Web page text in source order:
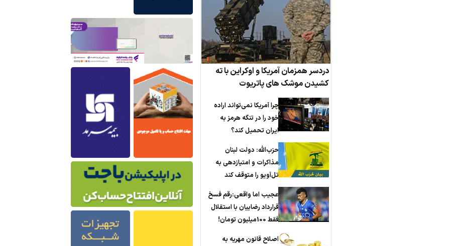
دردسر همزمان آمریکا و اوکراین با ته
کشیدن موشک های پاتریوت
چرا آمریکا نمی‌تواند اراده
خود را در تنگه هرمز به
ایران تحمیل کند؟
حزب‌الله: دولت لبنان
مذاکرات و امتیازدهی به
تل‌آویو را متوقف کند
عجیب اما واقعی:رقم فسخ
قرارداد رضاییان با استقلال
فقط 100میلیون تومان!
اصلاح قانون مهریه به